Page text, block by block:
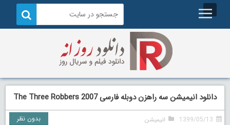
دانلود انیمیشن سه راهزن دوبله فارسی The Three Robbers 2007
1399/05/13 انیمیشن بدون نظر